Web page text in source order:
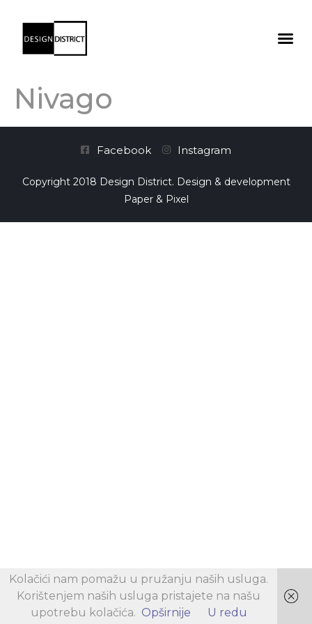
Nivago
Facebook Instagram
Copyright 2018 Design District. Design & development
Paper & Pixel
Kolačići nam pomažu u pružanju naših usluga.
Korištenjem naših usluga pristajete na našu
upotrebu kolačića. Opširnije U redu